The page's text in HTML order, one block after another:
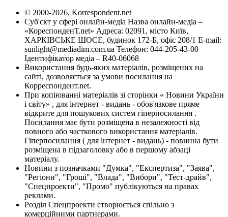
© 2000-2026, Korrespondent.net
Суб'єкт у сфері онлайн-медіа Назва онлайн-медіа –
«КореспонденТ.net» Адреса: 02091, місто Київ,
ХАРКІВСЬКЕ ШОСЕ, будинок 172-Б, офіс 208/1 E-mail:
sunlight@mediadim.com.ua Телефон: 044-205-43-00
Ідентифікатор медіа – R40-06068
Використання будь-яких матеріалів, розміщених на
сайті, дозволяється за умови посилання на
Корреспондент.net.
При копіюванні матеріалів зі сторінки « Новини України
і світу» , для інтернет - видань - обов'язкове пряме
відкрите для пошукових систем гіперпосилання .
Посилання має бути розміщена в незалежності від
повного або часткового використання матеріалів.
Гіперпосилання ( для інтернет - видань) - повинна бути
розміщена в підзаголовку або в першому абзаці
матеріалу.
Новини з позначками "Думка", "Експертиза", "Заява",
"Регіони", "Гроші", "Влада", "Вибори", "Тест-драйв",
"Спецпроекти", "Промо" публікуються на правах
реклами.
Розділ Спецпроекти створюється спільно з
комерційними партнерами.